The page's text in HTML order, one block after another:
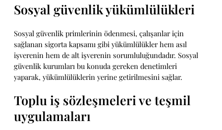
Sosyal güvenlik yükümlülükleri
Sosyal güvenlik primlerinin ödenmesi, çalışanlar için
sağlanan sigorta kapsamı gibi yükümlülükler hem asıl
işverenin hem de alt işverenin sorumluluğundadır. Sosyal
güvenlik kurumları bu konuda gereken denetimleri
yaparak, yükümlülüklerin yerine getirilmesini sağlar.
Toplu iş sözleşmeleri ve teşmil
uygulamaları